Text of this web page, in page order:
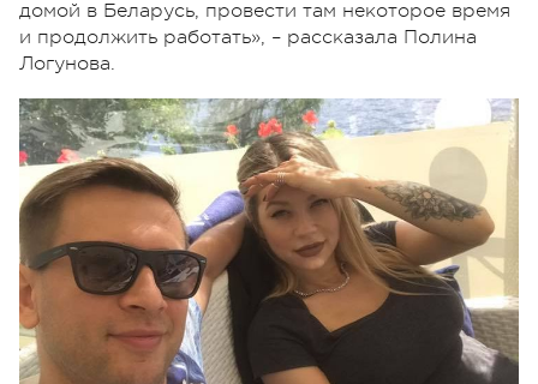
домой в Беларусь, провести там некоторое время
и продолжить работать», – рассказала Полина
Логунова.